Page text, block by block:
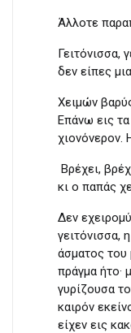
Άλλοτε
Γειτόνισσα,
δεν είπες
Χειμών
Επάνω εις
χιονόνερον.
Βρέχει,
κι ο παπάς
Δεν
γειτόνισσα,
άσματος του
πράγμα ήτο·
γυρίζουσα
καιρόν
είχεν εις